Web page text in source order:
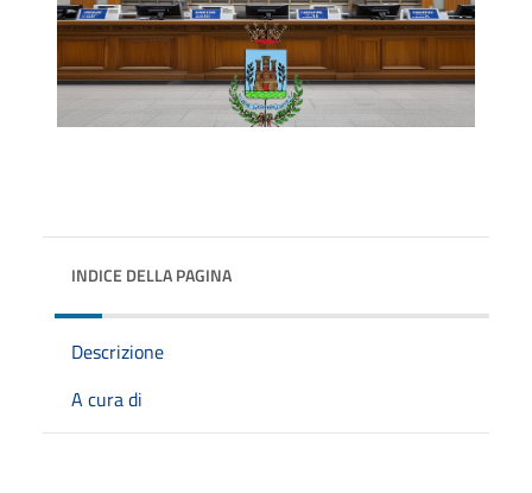
INDICE DELLA PAGINA
Descrizione
A cura di